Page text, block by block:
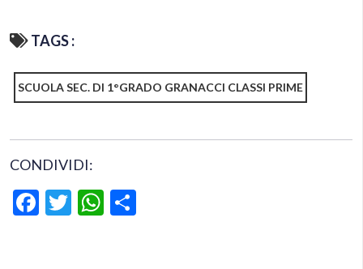
TAGS :
SCUOLA SEC. DI 1°GRADO GRANACCI CLASSI PRIME
CONDIVIDI:
Facebook
TwitterWhatsApp